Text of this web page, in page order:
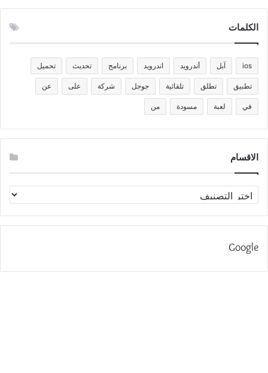
الكلمات
ios آبل أندرويد اندرويد برنامج تحديث تحميل
تطبيق تطلق تلقائية جوجل شركة على عن
في لعبة مسودة من
الاقسام
الاقسام
Google